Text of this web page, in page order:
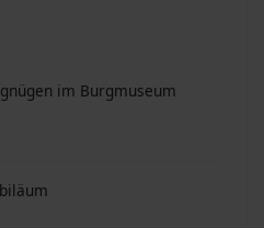
im Burgmuseum